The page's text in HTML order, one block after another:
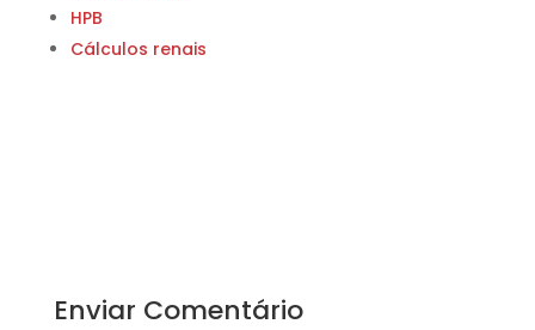
HPB
Cálculos renais
Enviar Comentário